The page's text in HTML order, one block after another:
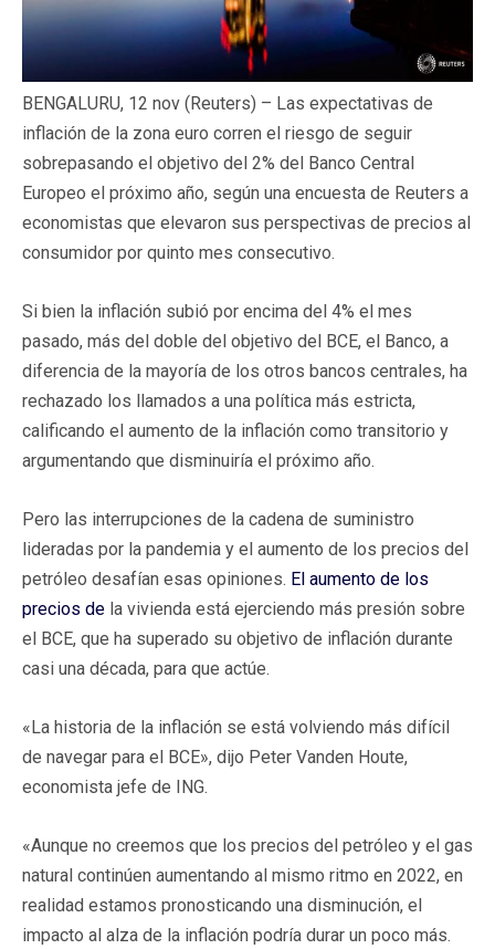
BENGALURU, 12 nov (Reuters) – Las expectativas de
inflación de la zona euro corren el riesgo de seguir
sobrepasando el objetivo del 2% del Banco Central
Europeo el próximo año, según una encuesta de Reuters a
economistas que elevaron sus perspectivas de precios al
consumidor por quinto mes consecutivo.
Si bien la inflación subió por encima del 4% el mes
pasado, más del doble del objetivo del BCE, el Banco, a
diferencia de la mayoría de los otros bancos centrales, ha
rechazado los llamados a una política más estricta,
calificando el aumento de la inflación como transitorio y
argumentando que disminuiría el próximo año.
Pero las interrupciones de la cadena de suministro
lideradas por la pandemia y el aumento de los precios del
petróleo desafían esas opiniones. El aumento de los
precios de la vivienda está ejerciendo más presión sobre
el BCE, que ha superado su objetivo de inflación durante
casi una década, para que actúe.
«La historia de la inflación se está volviendo más difícil
de navegar para el BCE», dijo Peter Vanden Houte,
economista jefe de ING.
«Aunque no creemos que los precios del petróleo y el gas
natural continúen aumentando al mismo ritmo en 2022, en
realidad estamos pronosticando una disminución, el
impacto al alza de la inflación podría durar un poco más.